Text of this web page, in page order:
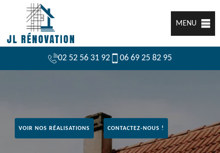
MENU
02 52 56 31 92 06 69 25 82 95
VOIR NOS RÉALISATIONS CONTACTEZ-NOUS !